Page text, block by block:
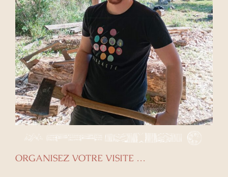
ORGANISEZ VOTRE VISITE …